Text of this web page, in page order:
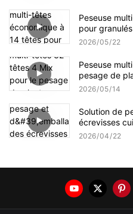
Peseuse
pour granulés
2026 05 22
Peseuse
pesage de
2026 05 14
Solution de
écrevisses
2026 04 22